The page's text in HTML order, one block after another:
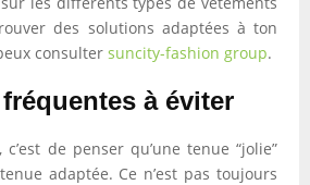
des solutions adaptées à ton
consulter suncity-fashion group.
à éviter
de penser qu’une tenue “jolie”
adaptée. Ce n’est pas toujours